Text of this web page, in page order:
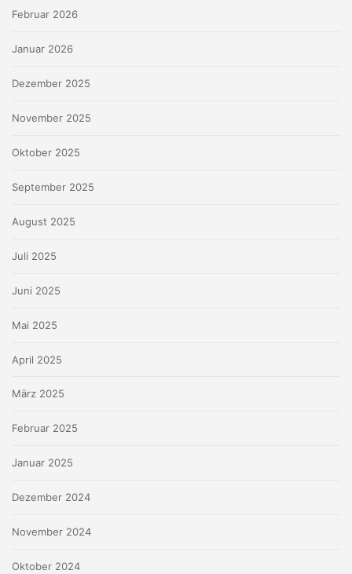
Februar 2026
Januar 2026
Dezember 2025
November 2025
Oktober 2025
September 2025
August 2025
Juli 2025
Juni 2025
Mai 2025
April 2025
März 2025
Februar 2025
Januar 2025
Dezember 2024
November 2024
Oktober 2024